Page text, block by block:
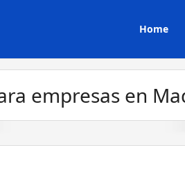
Home
empresas en